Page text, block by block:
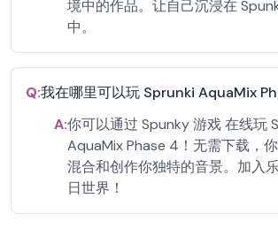
境中的作品。让自己沉浸在
中。
Q:我在哪里可以玩 Sprunki AquaMix
A:你可以通过 Spunky 游戏 在线玩
AquaMix Phase 4！无需下载，
混合和创作你独特的音景。加入
日世界！